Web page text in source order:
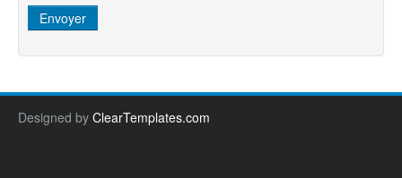
Envoyer
Designed by ClearTemplates.com